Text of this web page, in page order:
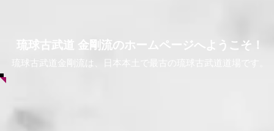
琉球古武道 金剛流のホームページへようこそ！
琉球古武道金剛流は、日本本土で最古の琉球古武道道場です。​